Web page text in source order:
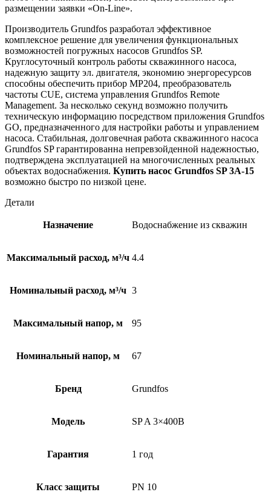
размещении заявки «On-Line».
Производитель Grundfos разработал эффективное
комплексное решение для увеличения функциональных
возможностей погружных насосов Grundfos SP.
Круглосуточный контроль работы скважинного насоса,
надежную защиту эл. двигателя, экономию энергоресурсов
способны обеспечить прибор MP204, преобразователь
частоты CUE, система управления Grundfos Remote
Management. За несколько секунд возможно получить
техническую информацию посредством приложения Grundfos
GO, предназначенного для настройки работы и управлением
насоса. Стабильная, долговечная работа скважинного насоса
Grundfos SP гарантированна непревзойденной надежностью,
подтверждена эксплуатацией на многочисленных реальных
объектах водоснабжения. Купить насос Grundfos SP 3A-15
возможно быстро по низкой цене.
Детали
Назначение Водоснабжение из скважин
Максимальный расход, м³/ч 4.4
Номинальный расход, м³/ч 3
Максимальный напор, м 95
Номинальный напор, м 67
Бренд Grundfos
Модель SP A 3×400В
Гарантия 1 год
Класс защиты PN 10